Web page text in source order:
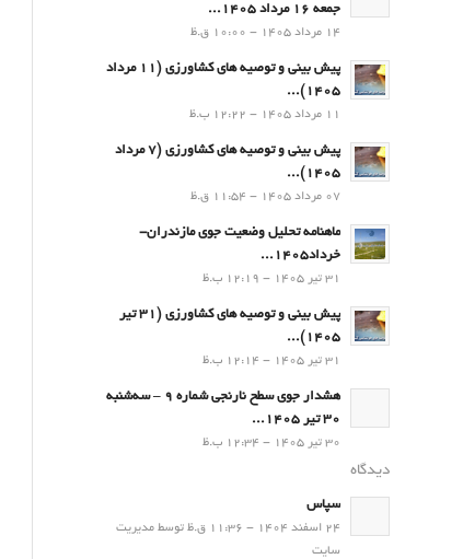
جمعه 16 مرداد 1405...
14 مرداد 1405 - 10:00 ق.ظ
پیش بینی و توصیه های کشاورزی (11 مرداد
۱۴۰۵)...
11 مرداد 1405 - 12:22 ب.ظ
پیش بینی و توصیه های کشاورزی (7 مرداد
۱۴۰۵)...
07 مرداد 1405 - 11:54 ق.ظ
ماهنامه تحلیل وضعیت جوی مازندران-
خرداد1405...
31 تیر 1405 - 12:19 ب.ظ
پیش بینی و توصیه های کشاورزی (31 تیر
۱۴۰۵)...
31 تیر 1405 - 12:14 ب.ظ
هشدار جوی سطح نارنجی شماره 9 – سه‌شنبه
30 تیر 1405...
30 تیر 1405 - 12:34 ب.ظ
دیدگاه
سپاس
24 اسفند 1404 - 11:36 ق.ظ توسط مدیریت
سایت